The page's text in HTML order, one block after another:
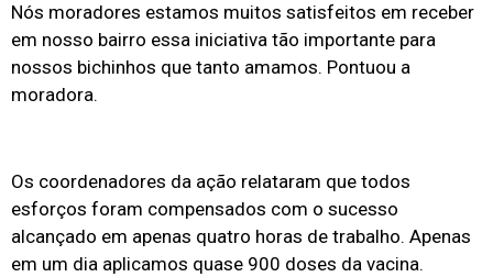
Nós moradores estamos muitos satisfeitos em receber
em nosso bairro essa iniciativa tão importante para
nossos bichinhos que tanto amamos. Pontuou a
moradora.
Os coordenadores da ação relataram que todos
esforços foram compensados com o sucesso
alcançado em apenas quatro horas de trabalho. Apenas
em um dia aplicamos quase 900 doses da vacina.